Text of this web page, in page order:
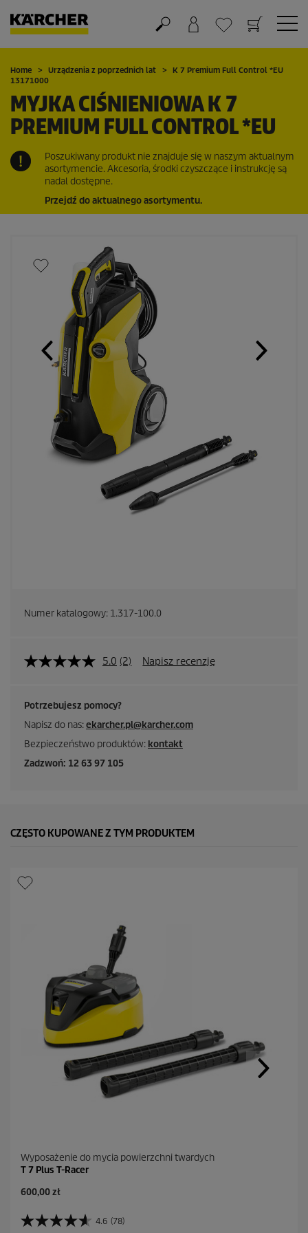
Koszyk
Lista życzeń
Home Urządzenia z poprzednich lat
K 7 Premium Full Control *EU
13171000
MYJKA CIŚNIENIOWA K 7
PREMIUM FULL CONTROL *EU
Poszukiwany produkt nie znajduje się w naszym aktualnym
asortymencie. Akcesoria, środki czyszczące i instrukcję są
nadal dostępne.
Przejdź do aktualnego asortymentu.
Numer katalogowy: 1.317-100.0
5.0 (2) Napisz recenzję
Potrzebujesz pomocy?
Napisz do nas:ekarcher.pl@karcher.com
Bezpieczeństwo produktów: kontakt
Zadzwoń: 12 63 97 105
CZĘSTO KUPOWANE Z TYM PRODUKTEM
Wyposażenie do mycia powierzchni twardych
T 7 Plus T-Racer
A
t
u
600,00 zł
4.6 (78)
4